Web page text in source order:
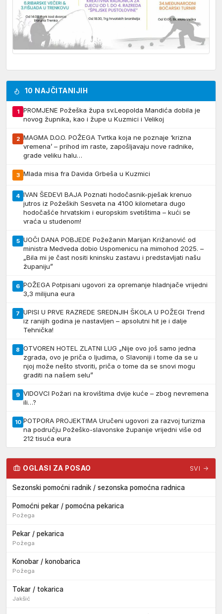
10 NAJČITANIJIH
1
PROMJENE Požeška župa sv.Leopolda Mandića dobila je
novog župnika, kao i župe u Kuzmici i Velikoj
2 MAGMA D.O.O. POŽEGA Tvrtka koja ne poznaje ‘krizna
vremena’ – prihod im raste, zapošljavaju nove radnike,
grade veliku halu…
3 Mlada misa fra Davida Grbeša u Kuzmici
4 IVAN ŠEDEVI BAJA Poznati hodočasnik-pješak krenuo
jutros iz Požeških Sesveta na 4100 kilometara dugo
hodočašće hrvatskim i europskim svetištima – kući se
vraća u studenom!
5 UOČI DANA POBJEDE Požežanin Marijan Križanović od
ministra Medveda dobio Uspomenicu na mimohod 2025. –
„Bila mi je čast nositi kninsku zastavu i predstavljati našu
županiju”
6 POŽEGA Potpisani ugovori za opremanje hladnjače vrijedni
3,3 milijuna eura
7 UPISI U PRVE RAZREDE SREDNJIH ŠKOLA U POŽEGI Trend
iz ranijih godina je nastavljen – apsolutni hit je i dalje
Tehnička!
8 OTVOREN HOTEL ZLATNI LUG „Nije ovo još samo jedna
zgrada, ovo je priča o ljudima, o Slavoniji i tome da se u
njoj može nešto stvoriti, priča o tome da se snovi mogu
graditi na našem selu”
9 VIDOVCI Požari na krovištima dvije kuće – zbog nevremena
ili…?
10 POTPORA PROJEKTIMA Uručeni ugovori za razvoj turizma
na području Požeško-slavonske županije vrijedni više od
212 tisuća eura
OGLASI ZA POSAO SVI →
Sezonski pomoćni radnik / sezonska pomoćna radnica
Pomoćni pekar / pomoćna pekarica
Požega
Pekar / pekarica
Požega
Konobar / konobarica
Požega
Tokar / tokarica
Jakšić